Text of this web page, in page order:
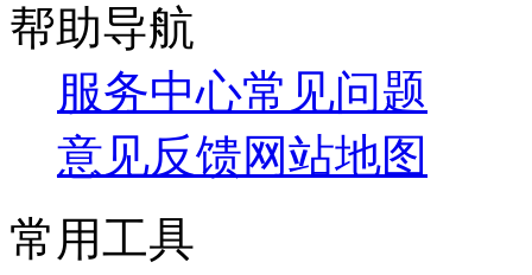
帮助导航
服务中心常见问题
意见反馈网站地图
常用工具